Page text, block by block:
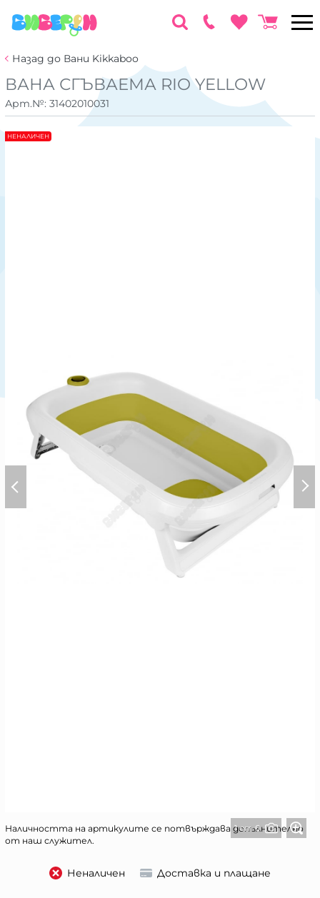
Назад до Вани Kikkaboo
ВАНА СГЪВАЕМА RIO YELLOW
Арт.№: 31402010031
1 от 6
Наличността на артикулите се потвърждава допълнително
от наш служител.
НЕНАЛИЧЕН
Неналичен Доставка и плащане